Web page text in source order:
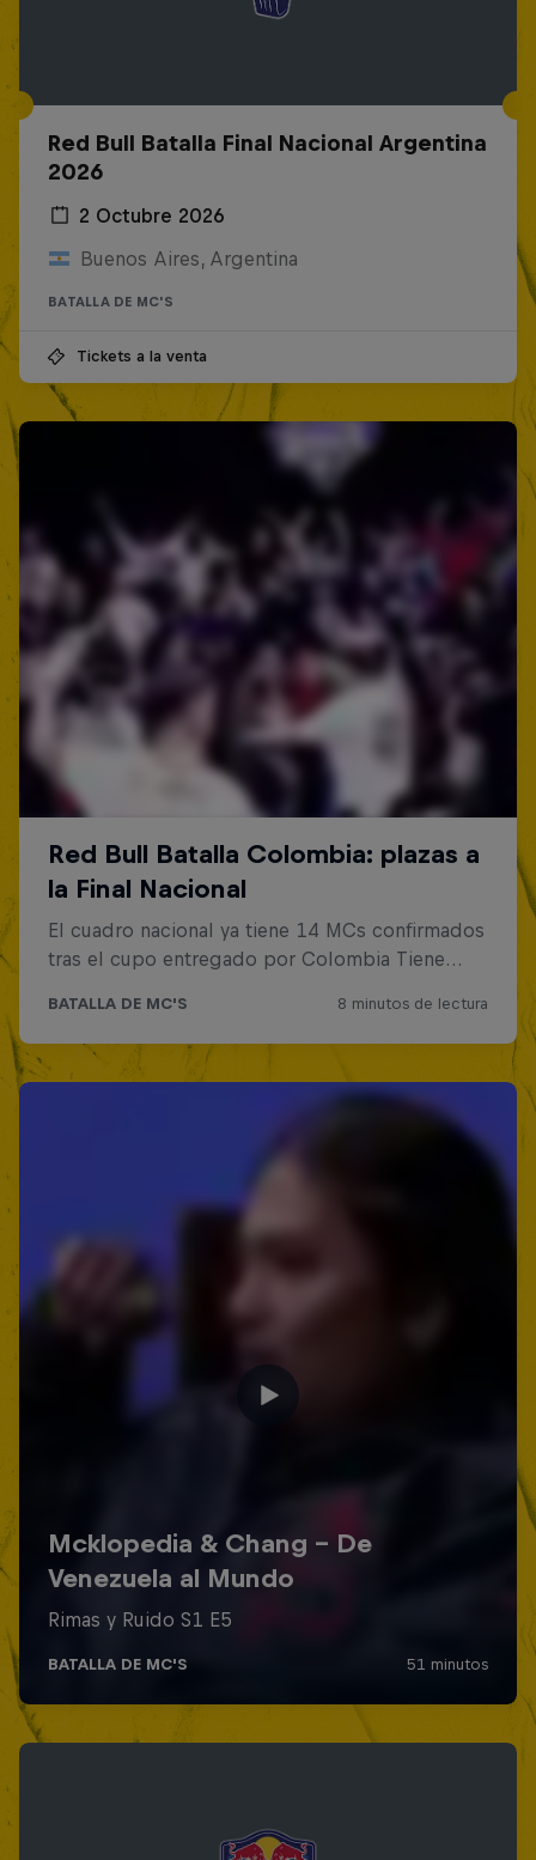
Red Bull Batalla Final Nacional Argentina
2026
2 Octubre 2026
Buenos Aires, Argentina
BATALLA DE MC'S
Tickets a la venta